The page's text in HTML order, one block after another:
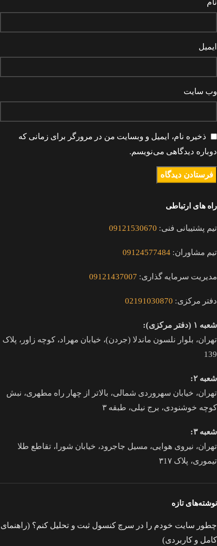
نام
ایمیل
وب‌ سایت
ذخیره نام، ایمیل و وبسایت من در مرورگر برای زمانی که
دوباره دیدگاهی می‌نویسم.
راه های ارتباطی
تیم پشتیبانی فنی: 09121530670
تیم مشاوران: 09124577484
مدیریت سرمایه گذاری: 09121437007
دفتر مرکزی: 02191030870
شعبه ۱ (دفتر مرکزی):
تهران، بلوار نلسون ماندلا (جردن)، خیابان مهراد، کوچه زاور، پلاک
139
شعبه ۲:
تهران، خيابان سهروردی شمالی، بالاتر از چهار راه مطهری، نبش
کوچه خوشنودی، برج نیلی، طبقه ۳
شعبه ۳:
تهران، نیروی هوایی، مسیل جاجرود، خیابان شورا، تقاطع طلا
تیموری، پلاک ۳1۷
نوشته‌های تازه
چطور سایت خودم را در سرچ کنسول ثبت و تحلیل کنم؟ (راهنمای
کامل و کاربردی)